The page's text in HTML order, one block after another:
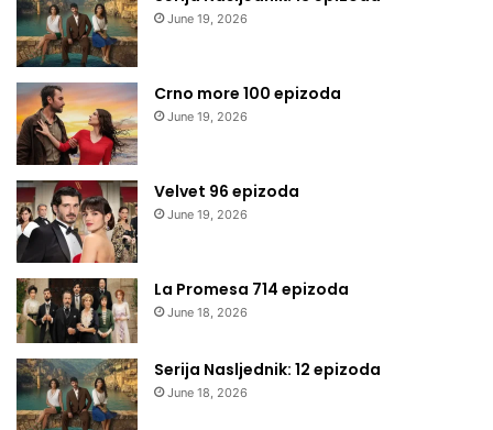
June 19, 2026
Crno more 100 epizoda
June 19, 2026
Velvet 96 epizoda
June 19, 2026
La Promesa 714 epizoda
June 18, 2026
Serija Nasljednik: 12 epizoda
June 18, 2026